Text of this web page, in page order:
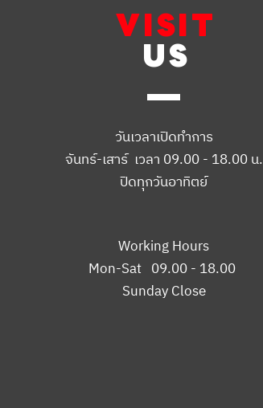
VISIT
US
วันเวลาเปิดทำการ
จันทร์-เสาร์ เวลา 09.00 - 18.00 น.
ปิดทุกวันอาทิตย์
Working Hours
Mon-Sat 09.00 - 18.00
Sunday Close